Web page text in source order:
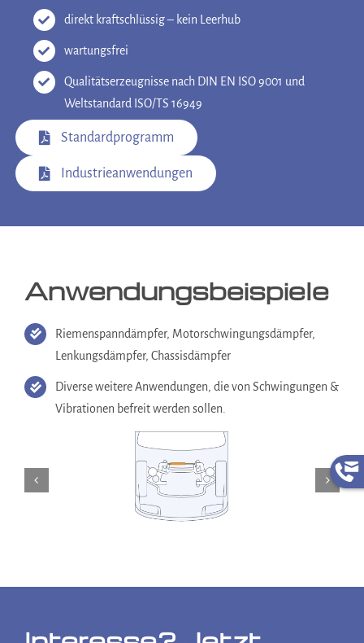
direkt kraftschlüssig – kein Leerhub
wartungsfrei
Qualitätserzeugnisse nach DIN EN ISO 9001 und
Weltstandard ISO/TS 16949
Standardprogramm
Industrieanwendungen
Anwendungs­beispiele
Riemenspanndämpfer, Motorschwingungsdämpfer,
Lenkungsdämpfer, Chassisdämpfer
Diverse weitere Anwendungen, die von Schwingungen &
Vibrationen befreit werden sollen.